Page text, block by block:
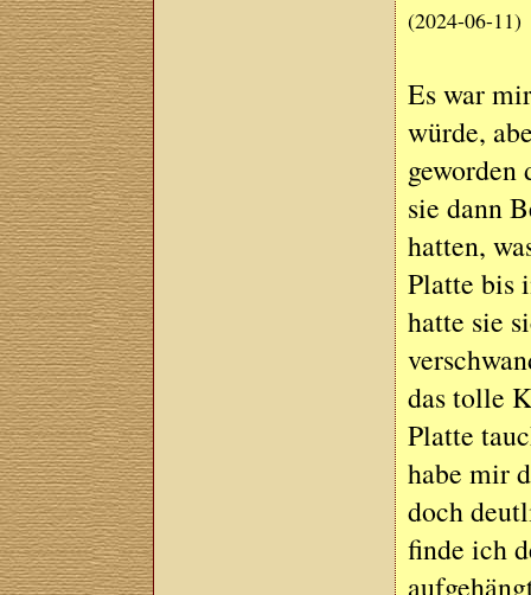
(2024-06-11)
Es war
würde,
sie dann
hatten,
Platte bis
hatte sie
das tolle
Platte
habe mir
doch
finde ich